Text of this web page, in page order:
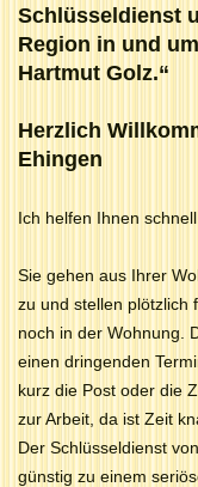
Schlüsseldienst
Region in und
Hartmut Golz.“
Herzlich
Ehingen
Ich helfen Ihnen
Sie gehen aus Ihrer
zu und stellen plötzlich
noch in der Wohnung.
einen dringenden
kurz die Post oder die
zur Arbeit, da ist Zeit
Der Schlüsseldienst
günstig zu einem